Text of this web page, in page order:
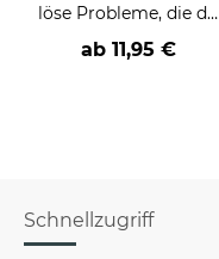
löse Probleme, die du
nicht verstehst -
verschiedene Berufe
ab 11,95 €
Schnellzugriff